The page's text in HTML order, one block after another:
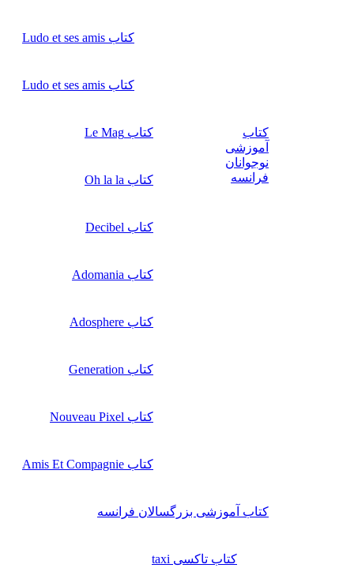
کتاب Ludo et ses amis
کتاب Ludo et ses amis
کتاب
آموزشی
نوجوانان
فرانسه
کتاب Le Mag
کتاب Oh la la
کتاب Decibel
کتاب Adomania
کتاب Adosphere
کتاب Generation
کتاب Nouveau Pixel
کتاب Amis Et Compagnie
کتاب آموزشی بزرگسالان فرانسه
کتاب تاکسی taxi